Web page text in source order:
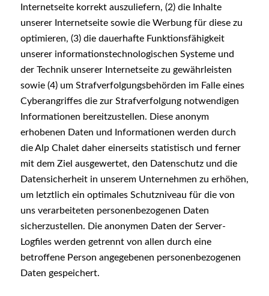
Internetseite korrekt auszuliefern, (2) die Inhalte
unserer Internetseite sowie die Werbung für diese zu
optimieren, (3) die dauerhafte Funktionsfähigkeit
unserer informationstechnologischen Systeme und
der Technik unserer Internetseite zu gewährleisten
sowie (4) um Strafverfolgungsbehörden im Falle eines
Cyberangriffes die zur Strafverfolgung notwendigen
Informationen bereitzustellen. Diese anonym
erhobenen Daten und Informationen werden durch
die Alp Chalet daher einerseits statistisch und ferner
mit dem Ziel ausgewertet, den Datenschutz und die
Datensicherheit in unserem Unternehmen zu erhöhen,
um letztlich ein optimales Schutzniveau für die von
uns verarbeiteten personenbezogenen Daten
sicherzustellen. Die anonymen Daten der Server-
Logfiles werden getrennt von allen durch eine
betroffene Person angegebenen personenbezogenen
Daten gespeichert.